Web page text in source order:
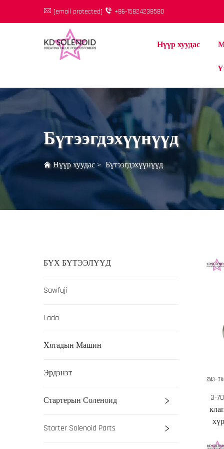
[email protected] +86-15824238580
Нүүр хуудас
Бүтээгдэхүүнүүд
Нүүр хуудас >Бүтээгдэхүүнүүд
БҮХ БҮТЭЭЛҮҮД
Sawfuji
Lada
Хятадын Машин
Эрдэнэт
Стартерын Соленоид
Starter Solenoid Parts
3-